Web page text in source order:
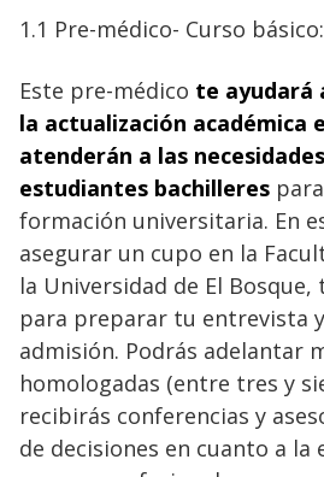
1.1 Pre-médico- Curso básico:
Este pre-médico te ayudará
la actualización académica
atenderán a las
estudiantes bachilleres
formación universitaria. En
asegurar un cupo en la
la Universidad de El
para preparar tu entrevista
admisión. Podrás adelantar
homologadas (entre tres y
recibirás conferencias y
de decisiones en cuanto a la